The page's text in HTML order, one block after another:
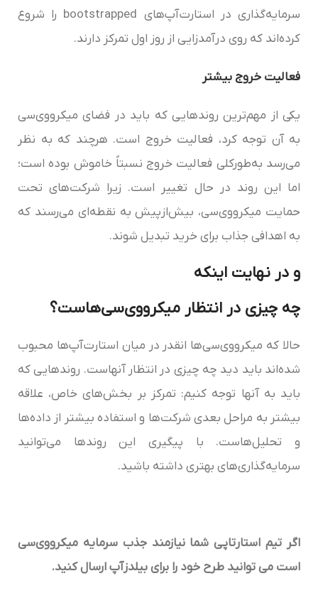
سرمایه‌گذاری در استارت‌آپ‌های bootstrapped را شروع
کرده‌اند که روی درآمدزایی از روز اول تمرکز دارند.
فعالیت خروج بیشتر
یکی از مهم‌ترین روندهایی که باید در فضای میکرو‌وی‌سی‌‌
به آن توجه کرد، فعالیت خروج است. هرچند که به نظر
می‌رسد به‌طورکلی فعالیت خروج نسبتاً خاموش بوده است؛
اما این روند در حال تغییر است. زیرا شرکت‌های تحت
حمایت میکرو‌وی‌سی،‌‌ بیش‌ازپیش به نقطه‌ای می‌رسند که
به اهدافی جذاب برای خرید تبدیل شوند.
و در نهایت اینکه
چه چیزی در انتظار میکرو‌وی‌سی‌‌هاست؟
حالا که میکرو‌وی‌سی‌‌ها انقدر در میان استارت‌آپ‌ها محبوب
شده‌اند باید دید چه چیزی در انتظار آنهاست. روندهایی که
باید به آنها توجه کنیم: تمرکز بر بخش‌های خاص، علاقه
بیشتر به مراحل بعدی شرکت‌ها و استفاده بیشتر از داده‌ها
و تحلیل‌هاست. با پیگیری این روندها می‌توانید
سرمایه‌گذاری‌های بهتری داشته باشید.
اگر تیم استارتاپی شما نیازمند جذب سرمایه میکرووی‌سی‌‌
است می توانید طرح خود را برای بیلدزآپ ارسال کنید.